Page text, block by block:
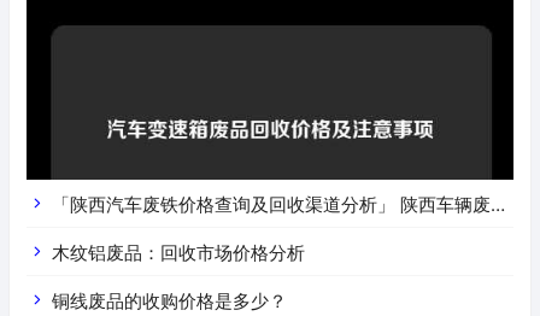
「陕西汽车废铁价格查询及回收渠道分析」 陕西车辆废铁
价是什么
木纹铝废品：回收市场价格分析
铜线废品的收购价格是多少？